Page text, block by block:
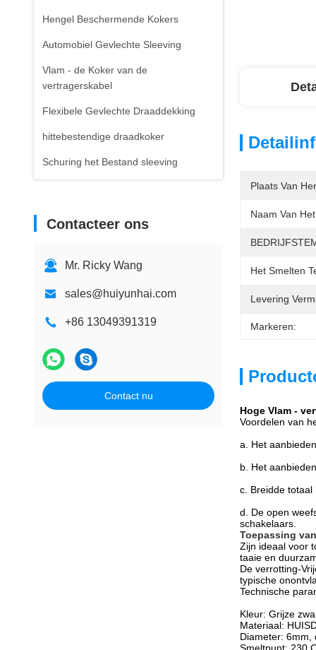
Hengel Beschermende Kokers
Automobiel Gevlechte Sleeving
Vlam - de Koker van de
vertragerskabel
Flexibele Gevlechte Draaddekking
hittebestendige draadkoker
Schuring het Bestand sleeving
Contacteer ons
Mr. Ricky Wang
sales@huiyunhai.com
+86 13049391319
Contact nu
Plaats Van
Naam Van
Het Smelten
Levering
Markeren:
Hoge Vlam -
Voordelen van
a. Het
b. Het
c. Breidde
d. De open
schakelaars.
Toepassing
Zijn ideaal voor
taaie en
De verrotting-
typische
Technische
Kleur: Grijze
Materiaal:
Diameter: 6mm,